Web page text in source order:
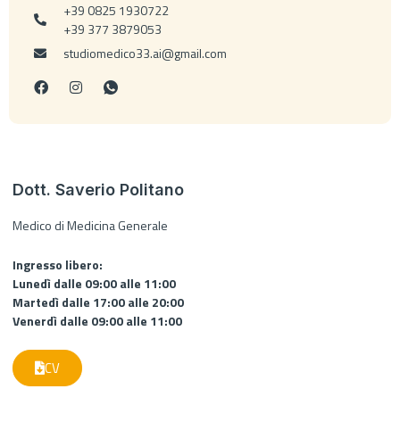
+39 0825 1930722
+39 377 3879053
studiomedico33.ai@gmail.com
Dott. Saverio Politano
Medico di Medicina Generale
Ingresso libero:
Lunedì dalle 09:00 alle 11:00
Martedì dalle 17:00 alle 20:00
Venerdì dalle 09:00 alle 11:00
CV